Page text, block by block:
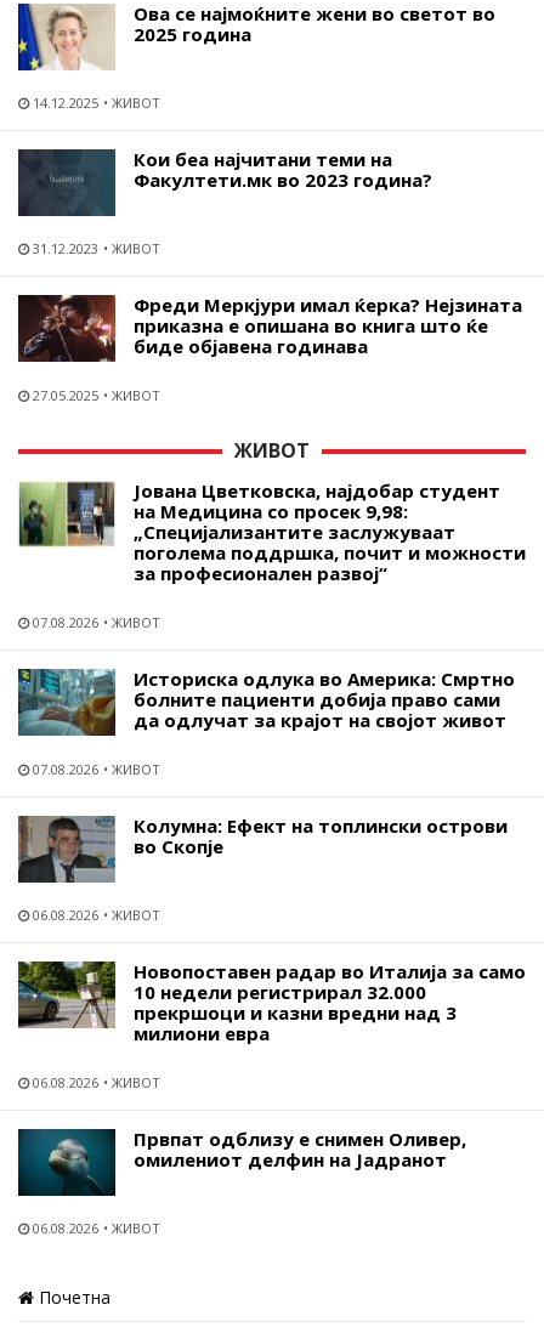
Ова се најмоќните жени во светот во
2025 година
14.12.2025 ЖИВОТ
Кои беа најчитани теми на
Факултети.мк во 2023 година?
31.12.2023 ЖИВОТ
Фреди Меркјури имал ќерка? Нејзината
приказна е опишана во книга што ќе
биде објавена годинава
27.05.2025 ЖИВОТ
ЖИВОТ
Јована Цветковска, најдобар студент
на Медицина со просек 9,98:
„Специјализантите заслужуваат
поголема поддршка, почит и можности
за професионален развој“
07.08.2026 ЖИВОТ
Историска одлука во Америка: Смртно
болните пациенти добија право сами
да одлучат за крајот на својот живот
07.08.2026 ЖИВОТ
Колумна: Ефект на топлински острови
во Скопје
06.08.2026 ЖИВОТ
Новопоставен радар во Италија за само
10 недели регистрирал 32.000
прекршоци и казни вредни над 3
милиони евра
06.08.2026 ЖИВОТ
Првпат одблизу е снимен Оливер,
омилениот делфин на Јадранот
06.08.2026 ЖИВОТ
Почетна